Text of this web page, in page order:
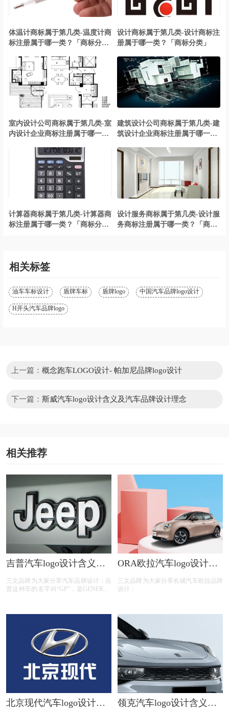
体温计商标属于第几类-温度计商
标注册属于哪一类？「商标分
设计商标属于第几类-设计商标注
册属于哪一类？「商标分类」
室内设计公司商标属于第几类-室
内设计企业商标注册属于哪一
建筑设计公司商标属于第几类-建
筑设计企业商标注册属于哪一
计算器商标属于第几类-计算器商
标注册属于哪一类？「商标分
设计服务商标属于第几类-设计服
务商标注册属于哪一类？「商标
相关标签
油车车标设计 盾牌车标 盾牌logo 中国汽车品牌logo设计
H开头汽车品牌logo
上一篇： 概念跑车LOGO设计- 帕加尼品牌logo设计
下一篇： 斯威汽车logo设计含义及汽车品牌设计理念
相关推荐
吉普汽车logo设计含义及
三文品牌为大家分享汽车品牌设计：吉
普这种车的名字叫“GP”，是GENERAL
形象中的一种神通广大的小鸟在飞行时
美国士兵把这种小越野车称为“吉普”。
吉普车是越野车的一种，吉普车标的含
义就是英文吉普的意思，也就是戴姆勒
·克莱斯勒公司旗下生产越野车的公司
JEEP的名称。
ORA欧拉汽车logo设计含
念
三文品牌为大家分享长城汽车欧拉品牌
设计：
北京现代汽车logo设计含
领克汽车logo设计含义及